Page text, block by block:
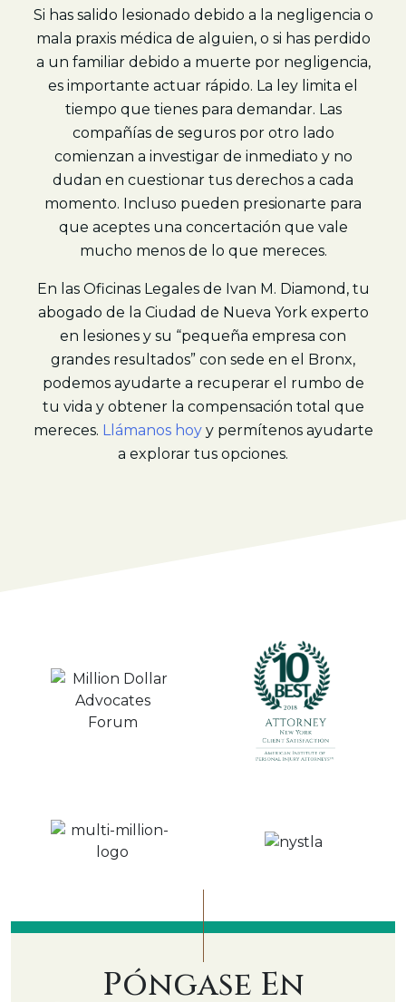
Si has salido lesionado debido a la negligencia o
mala praxis médica de alguien, o si has perdido
a un familiar debido a muerte por negligencia,
es importante actuar rápido. La ley limita el
tiempo que tienes para demandar. Las
compañías de seguros por otro lado
comienzan a investigar de inmediato y no
dudan en cuestionar tus derechos a cada
momento. Incluso pueden presionarte para
que aceptes una concertación que vale
mucho menos de lo que mereces.
En las Oficinas Legales de Ivan M. Diamond, tu
abogado de la Ciudad de Nueva York experto
en lesiones y su “pequeña empresa con
grandes resultados” con sede en el Bronx,
podemos ayudarte a recuperar el rumbo de
tu vida y obtener la compensación total que
mereces. Llámanos hoyy permítenos ayudarte
a explorar tus opciones.
Póngase En